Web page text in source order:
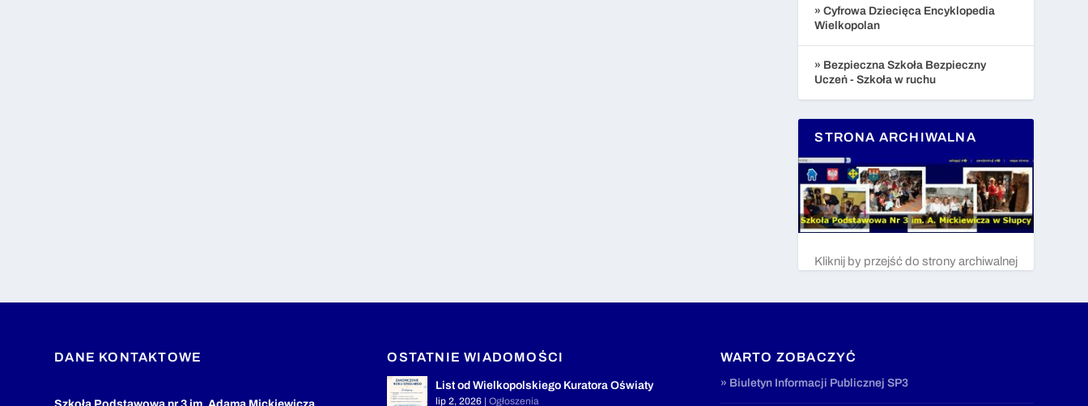
» Cyfrowa Dziecięca Encyklopedia
Wielkopolan
» Bezpieczna Szkoła Bezpieczny
Uczeń - Szkoła w ruchu
STRONA ARCHIWALNA
Kliknij by przejść do strony archiwalnej
DANE KONTAKTOWE OSTATNIE WIADOMOŚCI
List od Wielkopolskiego Kuratora Oświaty
lip 2, 2026 |Ogłoszenia
WARTO ZOBACZYĆ
» Biuletyn Informacji Publicznej SP3